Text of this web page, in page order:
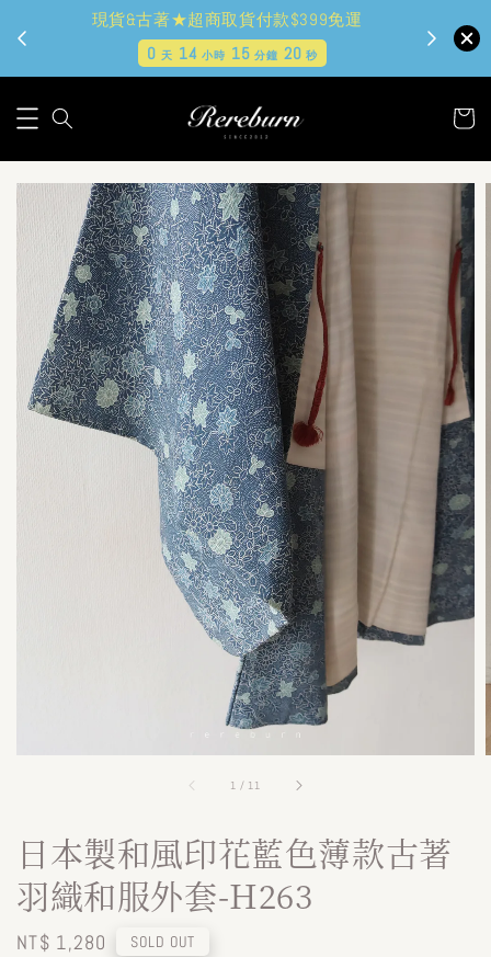
現貨&古著★超商取貨付款$399免運
0 天 14 小時 15 分鐘 18秒
1 / 11
日本製和風印花藍色薄款古著
羽織和服外套-H263
Regular
NT$ 1,280 SOLD OUT